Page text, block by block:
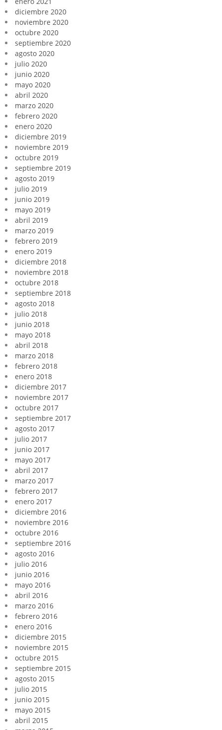
diciembre 2020
noviembre 2020
octubre 2020
septiembre 2020
agosto 2020
julio 2020
junio 2020
mayo 2020
abril 2020
marzo 2020
febrero 2020
enero 2020
diciembre 2019
noviembre 2019
octubre 2019
septiembre 2019
agosto 2019
julio 2019
junio 2019
mayo 2019
abril 2019
marzo 2019
febrero 2019
enero 2019
diciembre 2018
noviembre 2018
octubre 2018
septiembre 2018
agosto 2018
julio 2018
junio 2018
mayo 2018
abril 2018
marzo 2018
febrero 2018
enero 2018
diciembre 2017
noviembre 2017
octubre 2017
septiembre 2017
agosto 2017
julio 2017
junio 2017
mayo 2017
abril 2017
marzo 2017
febrero 2017
enero 2017
diciembre 2016
noviembre 2016
octubre 2016
septiembre 2016
agosto 2016
julio 2016
junio 2016
mayo 2016
abril 2016
marzo 2016
febrero 2016
enero 2016
diciembre 2015
noviembre 2015
octubre 2015
septiembre 2015
agosto 2015
julio 2015
junio 2015
mayo 2015
abril 2015